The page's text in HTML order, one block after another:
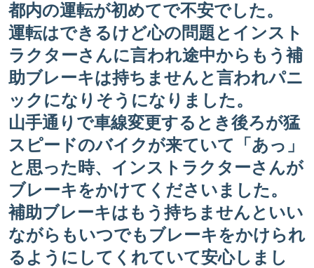
都内の運転が初めてで不安でした。
運転はできるけど心の問題とインスト
ラクターさんに言われ途中からもう補
助ブレーキは持ちませんと言われパニ
ックになりそうになりました。
山手通りで車線変更するとき後ろが猛
スピードのバイクが来ていて「あっ」
と思った時、インストラクターさんが
ブレーキをかけてくださいました。
補助ブレーキはもう持ちませんといい
ながらもいつでもブレーキをかけられ
るようにしてくれていて安心しまし